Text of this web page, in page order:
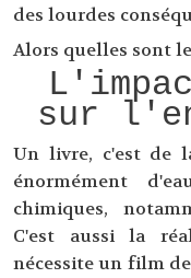
des lourdes
Alors quelles sont
sur
Un livre, c'est de
énormément
chimiques,
C'est aussi la
nécessite un film